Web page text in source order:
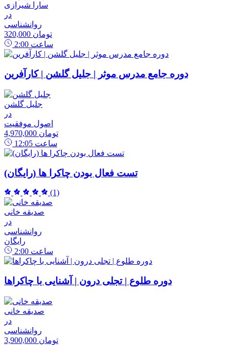
سارا شیرازی
در
روانشناسی
320,000 تومان
2:00 ساعت
دوره جامع مدرس موثر | جلیل گلشن | کارآفرین
جلیل گلشن
در
اصول موفقیت
4,970,000 تومان
12:05 ساعت
تست فعال بودن چاکرا ها (رایگان)
(1)
صدیقه خانی
در
روانشناسی
رایگان
2:00 ساعت
دوره طلوع | تجلی درون | آشنایی با چاکراها
صدیقه خانی
در
روانشناسی
3,900,000 تومان